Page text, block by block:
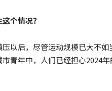
个情况？
以后，尽管运动规模已大不
青年中，人们已经担心2024